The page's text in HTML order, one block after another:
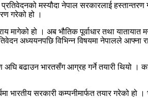
मस्यौदा नेपाल सरकारलाई
गरेको हो ।
मागेको हो । अब भौतिक पूर्वाधार तथा
अध्ययनपछि विभिन्न विषयमा नेपालले
अघि बढाउन भारतसँग आग्रह गर्ने तयारी
सरकारी कम्पनीमार्फत तयार गरेको हो